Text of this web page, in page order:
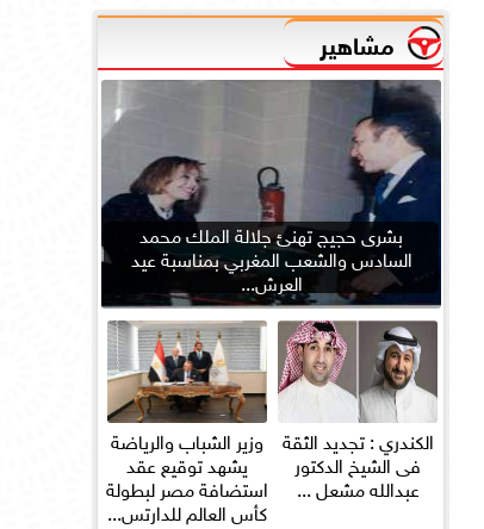
مشاهير
بشرى حجيج تهنئ جلالة الملك محمد
السادس والشعب المغربي بمناسبة عيد
العرش...
الكندري : تجديد الثقة
فى الشيخ الدكتور
عبدالله مشعل ...
وزير الشباب والرياضة
يشهد توقيع عقد
استضافة مصر لبطولة
كأس العالم للدارتس...